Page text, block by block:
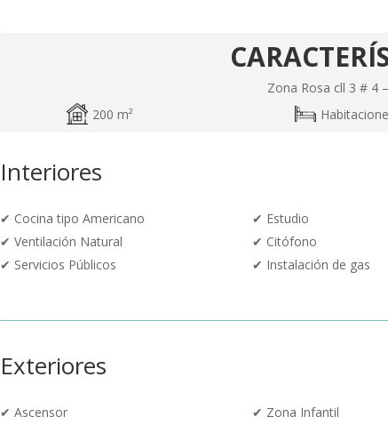
Zona Rosa cll 3 # 4
200 m²
Interiores
✔ Cocina tipo Americano
✔ Ventilación Natural
✔ Servicios Públicos
✔ Estudio
✔ Citófono
✔ Instalación de gas
Exteriores
✔ Ascensor
✔ Zona Infantil